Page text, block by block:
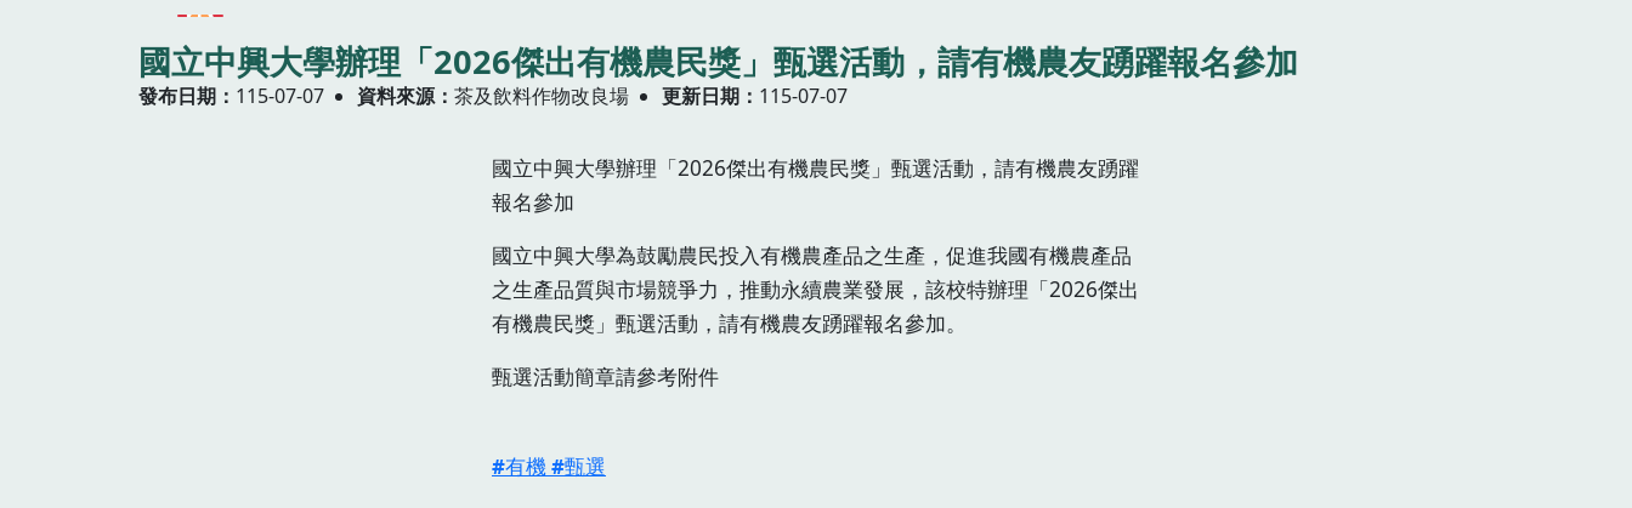
國立中興大學辦理「2026傑出有機農民獎」甄選活動，請有機農友踴躍報名參加
發布日期 115-07-07 資料來源 茶及飲料作物改良場 更新日期 115-07-07
國立中興大學辦理「2026傑出有機農民獎」甄選活動，請有機農友踴躍
報名參加
國立中興大學為鼓勵農民投入有機農產品之生產，促進我國有機農產品
之生產品質與市場競爭力，推動永續農業發展，該校特辦理「2026傑出
有機農民獎」甄選活動，請有機農友踴躍報名參加。
甄選活動簡章請參考附件
有機 甄選